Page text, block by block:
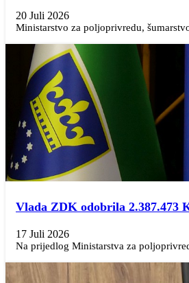
20 Juli 2026
Ministarstvo za poljoprivredu,
Vlada ZDK odobrila 2.387.473
17 Juli 2026
Na prijedlog Ministarstva za